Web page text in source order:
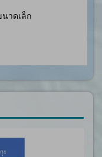
าดเล็ก